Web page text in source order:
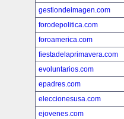
gestiondeimagen.com
forodepolitica.com
foroamerica.com
fiestadelaprimavera.com
evoluntarios.com
epadres.com
eleccionesusa.com
ejovenes.com